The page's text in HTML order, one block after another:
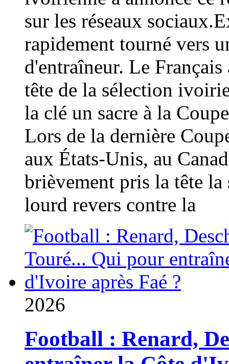
sur les réseaux
rapidement tourné vers
d'entraîneur. Le
tête de la sélection
la clé un sacre à la
Lors de la dernière
aux États-Unis, au
brièvement pris la tête
lourd revers contre la
2026
Football : Renard,